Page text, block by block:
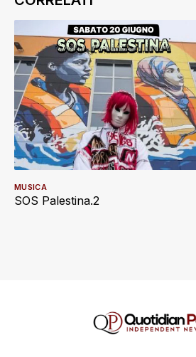
SOS Palestina.2
MUSICA